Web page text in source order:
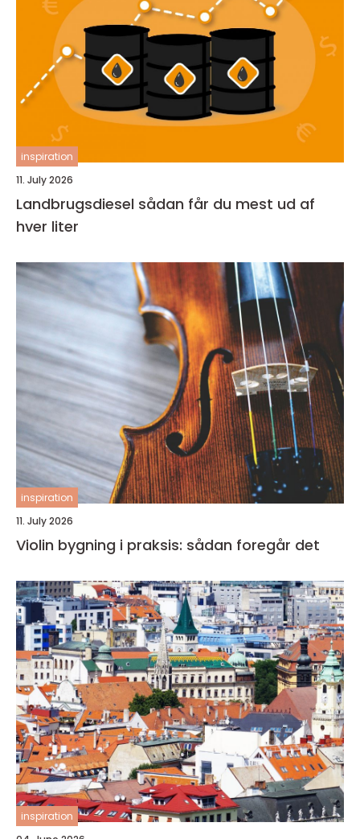
inspiration
11. July 2026
Landbrugsdiesel sådan får du mest ud af
hver liter
inspiration
11. July 2026
Violin bygning i praksis: sådan foregår det
inspiration